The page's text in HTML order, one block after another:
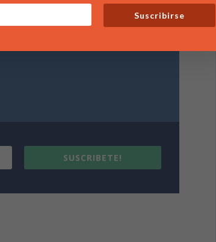
noticias
las últimas noticias de nuestro blog
SUSCRIBETE!
Suscribirse